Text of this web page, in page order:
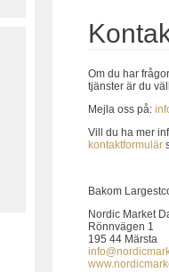
Om du har
tjänster är du
Mejla oss på:
Vill du ha mer
kontaktformulär
Bakom
Nordic Market
Rönnvägen 1
195 44 Märsta